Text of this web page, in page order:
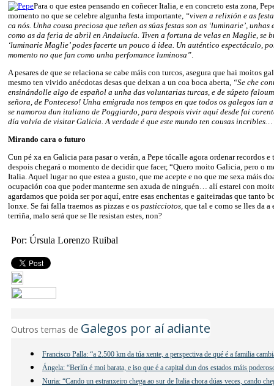
Para o que estea pensando en coñecer Italia, e en concreto esta zona,
momento no que se celebre algunha festa importante, “viven a relixión e as
ca nós. Unha cousa preciosa que teñen as súas festas son as ‘luminarie’, unhas
como as da feria de abril en Andalucía. Tiven a fortuna de velas en Maglie, se
‘luminarie Maglie’ podes facerte un pouco á idea. Un auténtico espectáculo,
momento no que fan como unha perfomance luminosa”
A pesares de que se relaciona se cabe máis con turcos, asegura que hai moitos
mesmo ten vivido anécdotas desas que deixan a un coa boca aberta, “Se che
ensinándolle algo de español a unha das voluntarias turcas, e de súpeto
señora, de Ponteceso! Unha emigrada nos tempos en que todos os galegos ían
se namorou dun italiano de Poggiardo, para despois vivir aquí desde fai
día volvía de visitar Galicia. A verdade é que este mundo ten cousas
Mirando cara o futuro
Cun pé xa en Galicia para pasar o verán, a Pepe tócalle agora ordenar recordos
despois chegará o momento de decidir que facer, “Quero moito Galicia, pero o
Italia. Aquel lugar no que estea a gusto, que me acepte e no que me sexa máis
ocupación coa que poder manterme sen axuda de ninguén… alí estarei con
agardamos que poida ser por aquí, entre esas enchentas e gaiteiradas que tanto
lonxe. Se fai falla traemos as pizzas e os pasticciotos, que tal e como se lles da a
terriña, malo será que se lle resistan estes, non?
Por: Úrsula Lorenzo Ruibal
Outros temas de Galegos por aí adiante
Francisco Palla: “a 2.500 km da túa xente, a perspectiva de qué é a familia
Ángela: “Berlín é moi barata, e iso que é a capital dun dos estados máis
Nuria: “Cando un estranxeiro chega ao sur de Italia chora dúas veces, cando